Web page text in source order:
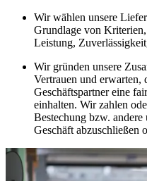
Wir wählen unsere
Grundlage von
Leistung,
Wir gründen unsere
Vertrauen und erwarten,
Geschäftspartner eine
einhalten. Wir zahlen
Bestechung bzw.
Geschäft abzuschließen